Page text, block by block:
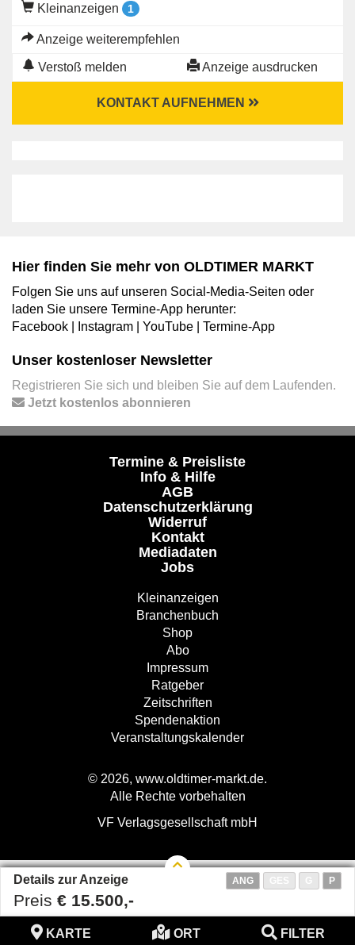
Kleinanzeigen 1
Anzeige weiterempfehlen
Verstoß melden Anzeige ausdrucken
KONTAKT AUFNEHMEN
FILTER
KARTE ORT
Details zur Anzeige ANG P
Preis € 15.500,-
Hier finden Sie mehr von OLDTIMER MARKT
Folgen Sie uns auf unseren Social-Media-Seiten oder
laden Sie unsere Termine-App herunter:
Facebook
Instagram YouTube Termine-App
Unser kostenloser Newsletter
Registrieren Sie sich und bleiben Sie auf dem Laufenden.
Jetzt kostenlos abonnieren
Termine & Preisliste
Info & Hilfe
AGB
Datenschutzerklärung
Widerruf
Kontakt
Mediadaten
Jobs
Kleinanzeigen
Branchenbuch
Shop
Abo
Impressum
Ratgeber
Zeitschriften
Spendenaktion
Veranstaltungskalender
© 2026, www.oldtimer-markt.de.
Alle Rechte vorbehalten
VF Verlagsgesellschaft mbH